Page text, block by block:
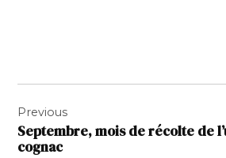
de
l’article
Previous
Septembre, mois de récolte de
cognac